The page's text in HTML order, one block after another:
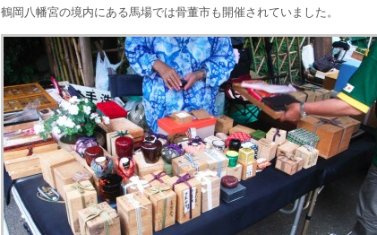
鶴岡八幡宮の境内にある馬場では骨董市も開催されていました。